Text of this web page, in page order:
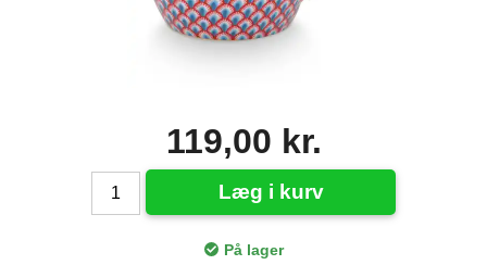
119,00 kr.
Læg i kurv
På lager